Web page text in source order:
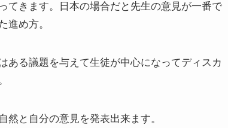
てきます。日本の場合だと先生の意見が一番で
進め方。
ある議題を与えて生徒が中心になってディスカ
と自分の意見を発表出来ます。